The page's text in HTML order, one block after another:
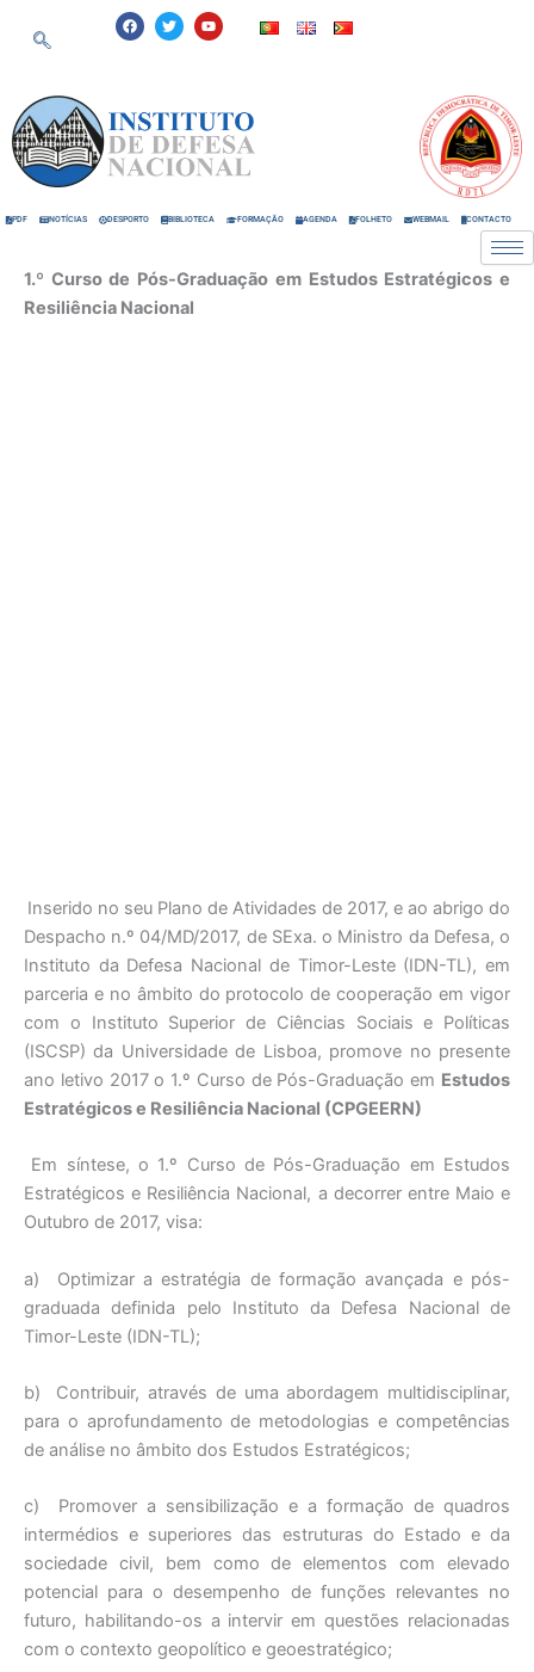
F
a
c
k
T
w
i
Y
o
u
PDF NOTÍCIAS DESPORTO BIBLIOTECA FORMAÇÃO AGENDA FOLHETO WEBMAIL CONTACTO
1.º Curso de Pós-Graduação em Estudos Estratégicos e
Resiliência Nacional
Inserido no seu Plano de Atividades de 2017, e ao abrigo do
Despacho n.º 04/MD/2017, de SExa. o Ministro da Defesa, o
Instituto da Defesa Nacional de Timor-Leste (IDN-TL), em
parceria e no âmbito do protocolo de cooperação em vigor
com o Instituto Superior de Ciências Sociais e Políticas
(ISCSP) da Universidade de Lisboa, promove no presente
ano letivo 2017 o 1.º Curso de Pós-Graduação em Estudos
Estratégicos e Resiliência Nacional (CPGEERN)
Em síntese, o 1.º Curso de Pós-Graduação em Estudos
Estratégicos e Resiliência Nacional, a decorrer entre Maio e
Outubro de 2017, visa:
a) Optimizar a estratégia de formação avançada e pós-
graduada definida pelo Instituto da Defesa Nacional de
Timor-Leste (IDN-TL);
b) Contribuir, através de uma abordagem multidisciplinar,
para o aprofundamento de metodologias e competências
de análise no âmbito dos Estudos Estratégicos;
c) Promover a sensibilização e a formação de quadros
intermédios e superiores das estruturas do Estado e da
sociedade civil, bem como de elementos com elevado
potencial para o desempenho de funções relevantes no
futuro, habilitando-os a intervir em questões relacionadas
com o contexto geopolítico e geoestratégico;